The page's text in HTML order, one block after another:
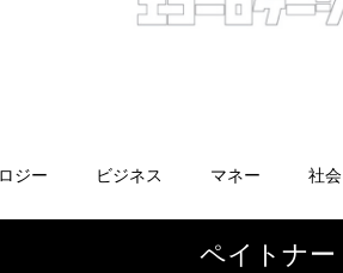
ジー ビジネス マネー 社会
ペイトナー